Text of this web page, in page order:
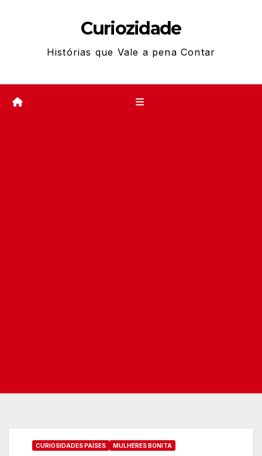
Curiozidade
Histórias que Vale a pena Contar
CURIOSIDADES PAÍSES MULHERES BONITA